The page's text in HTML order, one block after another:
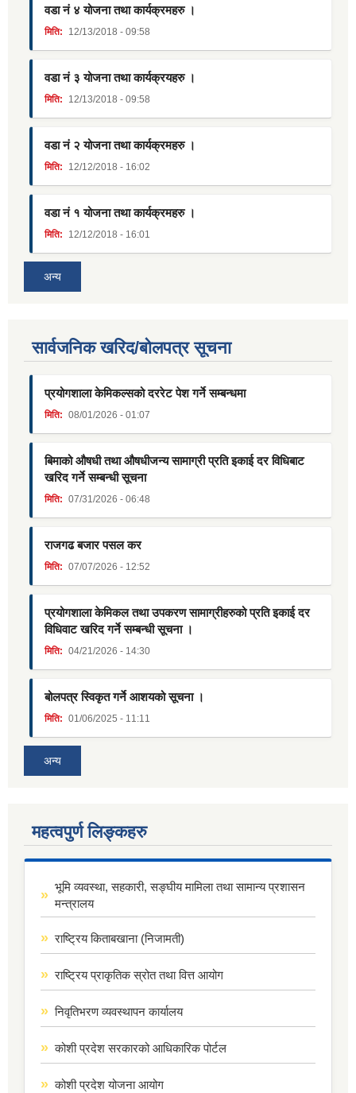
वडा नं ४ योजना तथा कार्यक्रमहरु ।
मिति: 12/13/2018 - 09:58
वडा नं ३ योजना तथा कार्यक्रयहरु ।
मिति: 12/13/2018 - 09:58
वडा नं २ योजना तथा कार्यक्रमहरु ।
मिति: 12/12/2018 - 16:02
वडा नं १ योजना तथा कार्यक्रमहरु ।
मिति: 12/12/2018 - 16:01
अन्य
सार्वजनिक खरिद/बोलपत्र सूचना
प्रयोगशाला केमिकल्सको दररेट पेश गर्ने सम्बन्धमा
मिति: 08/01/2026 - 01:07
बिमाको औषधी तथा औषधीजन्य सामाग्री प्रति इकाई दर विधिबाट
खरिद गर्ने सम्बन्धी सूचना
मिति: 07/31/2026 - 06:48
राजगढ बजार पसल कर
मिति: 07/07/2026 - 12:52
प्रयोगशाला केमिकल तथा उपकरण सामाग्रीहरुको प्रति इकाई दर
विधिवाट खरिद गर्ने सम्बन्धी सूचना ।
मिति: 04/21/2026 - 14:30
बोलपत्र स्विकृत गर्ने आशयको सूचना ।
मिति: 01/06/2025 - 11:11
अन्य
महत्वपुर्ण लिङ्कहरु
भूमि व्यवस्था, सहकारी, सङ्घीय मामिला तथा सामान्य प्रशासन
मन्त्रालय
राष्ट्रिय किताबखाना (निजामती)
राष्ट्रिय प्राकृतिक स्रोत तथा वित्त आयोग
निवृतिभरण व्यवस्थापन कार्यालय
कोशी प्रदेश सरकारको आधिकारिक पोर्टल
कोशी प्रदेश योजना आयोग